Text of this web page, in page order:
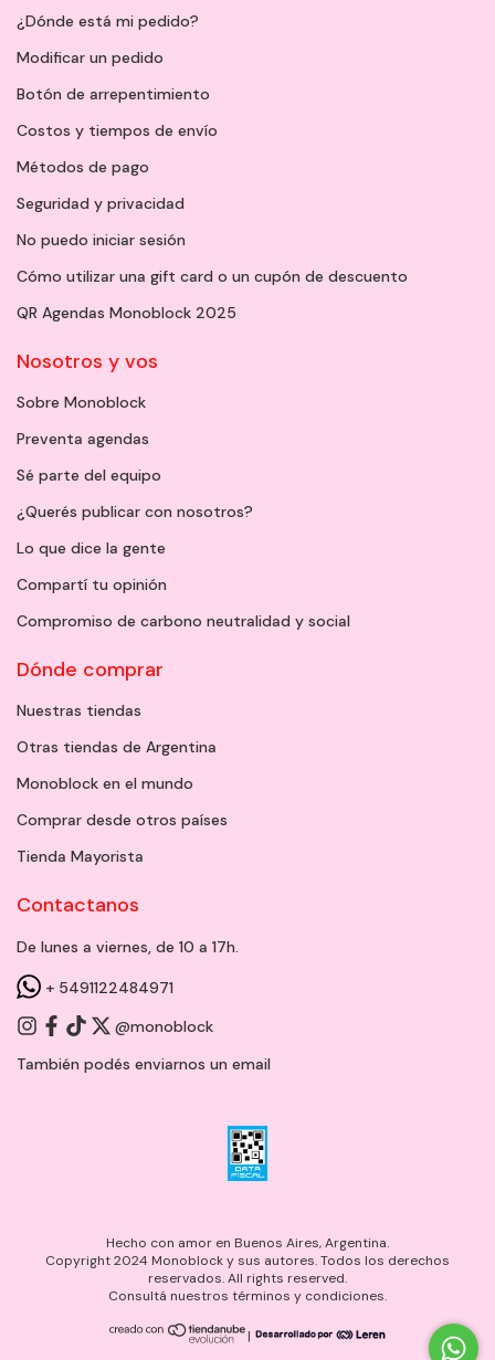
¿Dónde está mi pedido?
Modificar un pedido
Botón de arrepentimiento
Costos y tiempos de envío
Métodos de pago
Seguridad y privacidad
No puedo iniciar sesión
Cómo utilizar una gift card o un cupón de descuento
QR Agendas Monoblock 2025
Nosotros y vos
Sobre Monoblock
Preventa agendas
Sé parte del equipo
¿Querés publicar con nosotros?
Lo que dice la gente
Compartí tu opinión
Compromiso de carbono neutralidad y social
Dónde comprar
Nuestras tiendas
Otras tiendas de Argentina
Monoblock en el mundo
Comprar desde otros países
Tienda Mayorista
Contactanos
De lunes a viernes, de 10 a 17h.
+ 5491122484971
@monoblock
También podés enviarnos un email
Hecho con amor en Buenos Aires, Argentina.
Copyright 2024 Monoblock y sus autores. Todos los derechos
reservados. All rights reserved.
Consultá nuestros términos y condiciones.
|